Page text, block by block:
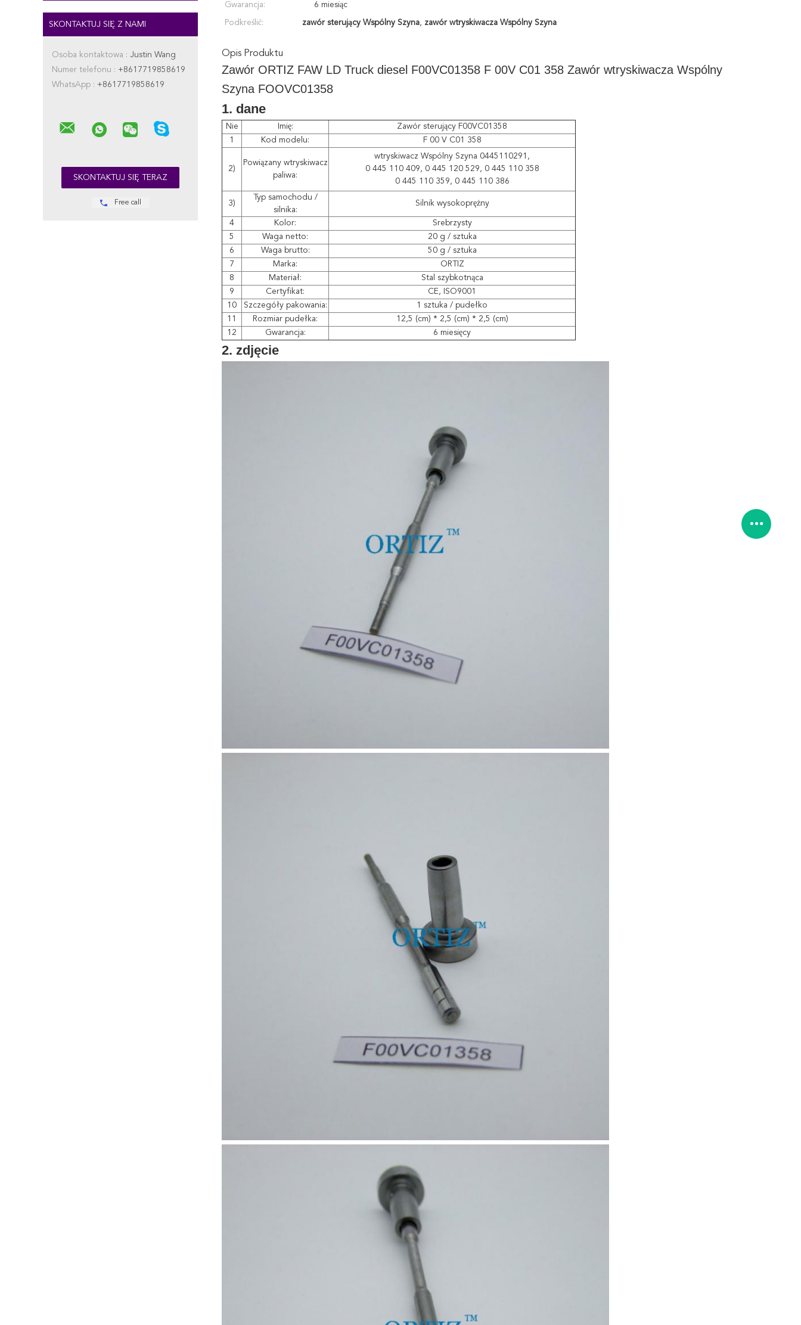
SKONTAKTUJ SIĘ Z NAMI
Osoba kontaktowa : Justin Wang
Numer telefonu : +8617719858619
WhatsApp : +8617719858619
Free call
Gwarancja: 6 miesiąc
Podkreślić: zawór sterujący Wspólny Szyna, zawór wtryskiwacza Wspólny Szyna
Opis Produktu
Zawór ORTIZ FAW LD Truck diesel F00VC01358 F 00V C01 358 Zawór wtryskiwacza Wspólny
Szyna FOOVC01358
1. dane
Nie Imię:
Zawór sterujący F00VC01358
1
Kod modelu: F 00 V C01 358
2)
Powiązany wtryskiwacz
paliwa:
wtryskiwacz Wspólny Szyna 0445110291,
0 445 110 409, 0 445 120 529, 0 445 110 358
0 445 110 359, 0 445 110 386
3)
Typ samochodu /
silnika:
Silnik wysokoprężny
4 Kolor:
Srebrzysty
5
Waga netto:
20 g / sztuka
6
Waga brutto:
50 g / sztuka
7
Marka:
ORTIZ
8
Materiał:
Stal szybkotnąca
9
Certyfikat:
CE, ISO9001
10
Szczegóły pakowania:
1 sztuka / pudełko
11
Rozmiar pudełka:
12,5 (cm) * 2,5 (cm) * 2,5 (cm)
12
Gwarancja: 6 miesięcy
2. zdjęcie